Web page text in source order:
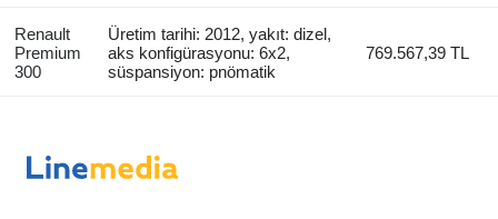
Renault
Premium
300
Üretim tarihi: 2012, yakıt: dizel,
aks konfigürasyonu: 6x2,
süspansiyon: pnömatik
769.567,39 TL